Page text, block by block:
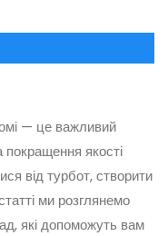
— це важливий
якості
від турбот, створити
ми розглянемо
які допоможуть вам